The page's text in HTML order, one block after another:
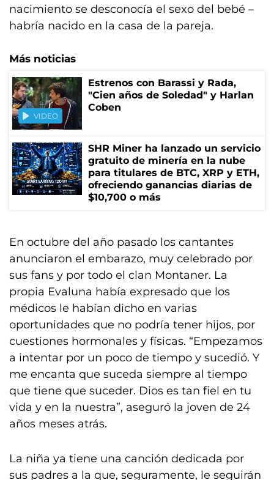
nacimiento se desconocía el sexo del bebé –
habría nacido en la casa de la pareja.
Más noticias
VIDEO
Estrenos con Barassi y Rada,
"Cien años de Soledad" y Harlan
Coben
SHR Miner ha lanzado un servicio
gratuito de minería en la nube
para titulares de BTC, XRP y ETH,
ofreciendo ganancias diarias de
$10,700 o más
En octubre del año pasado los cantantes
anunciaron el embarazo, muy celebrado por
sus fans y por todo el clan Montaner. La
propia Evaluna había expresado que los
médicos le habían dicho en varias
oportunidades que no podría tener hijos, por
cuestiones hormonales y físicas. “Empezamos
a intentar por un poco de tiempo y sucedió. Y
me encanta que suceda siempre al tiempo
que tiene que suceder. Dios es tan fiel en tu
vida y en la nuestra”, aseguró la joven de 24
años meses atrás.
La niña ya tiene una canción dedicada por
sus padres a la que, seguramente, le seguirán